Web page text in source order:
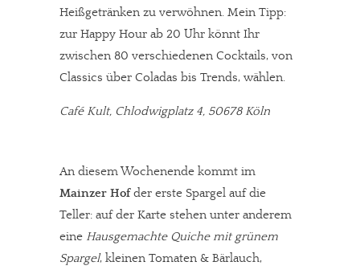
Heißgetränken zu verwöhnen. Mein Tipp:
zur Happy Hour ab 20 Uhr könnt Ihr
zwischen 80 verschiedenen Cocktails, von
Classics über Coladas bis Trends, wählen.
Café Kult, Chlodwigplatz 4, 50678 Köln
An diesem Wochenende kommt im
Mainzer Hofder erste Spargel auf die
Teller: auf der Karte stehen unter anderem
eine Hausgemachte Quiche mit grünem
Spargel, kleinen Tomaten & Bärlauch,